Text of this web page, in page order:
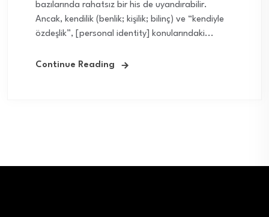
bazılarında rahatsız bir his de uyandırabilir.
Ancak, kendilik (benlik; kişilik; bilinç) ve “kendiyle
özdeşlik”, [personal identity] konularındaki...
Continue Reading